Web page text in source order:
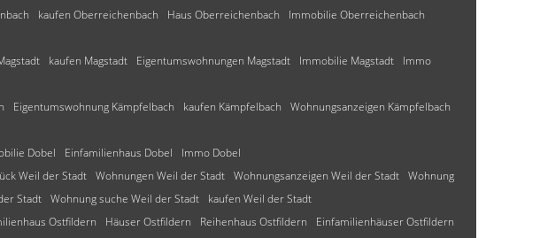
kaufen Oberreichenbach Haus Oberreichenbach
Immobilie Oberreichenbach
kaufen Magstadt Eigentumswohnungen Magstadt Immobilie Magstadt
Immo
Eigentumswohnung Kämpfelbach kaufen Kämpfelbach
Wohnungsanzeigen Kämpfelbach
Dobel Einfamilienhaus Dobel
Immo Dobel
Weil der Stadt Wohnungen Weil der Stadt Wohnungsanzeigen Weil der Stadt Wohnung
Stadt Wohnung suche Weil der Stadt
kaufen Weil der Stadt
Ostfildern Häuser Ostfildern Reihenhaus Ostfildern
Einfamilienhäuser Ostfildern